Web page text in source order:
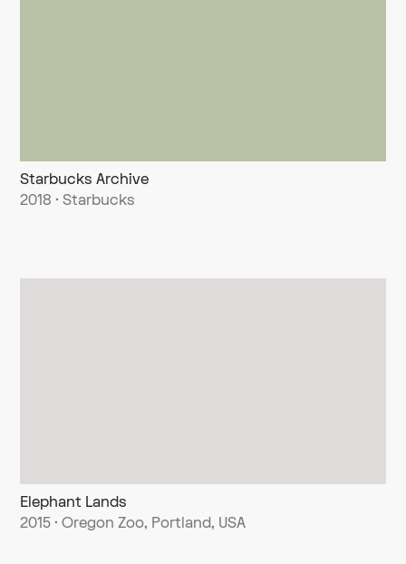
Starbucks Archive
2018 · Starbucks
Elephant Lands
2015 · Oregon Zoo, Portland, USA